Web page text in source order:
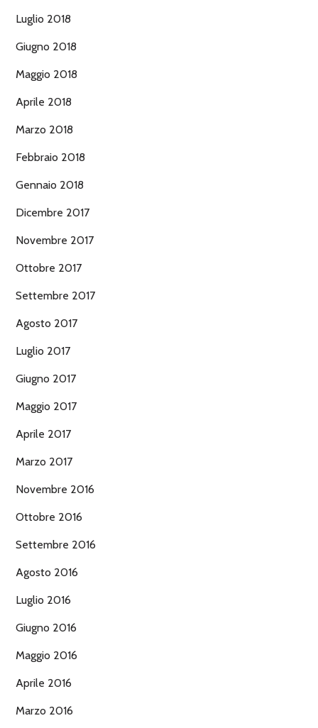
Luglio 2018
Giugno 2018
Maggio 2018
Aprile 2018
Marzo 2018
Febbraio 2018
Gennaio 2018
Dicembre 2017
Novembre 2017
Ottobre 2017
Settembre 2017
Agosto 2017
Luglio 2017
Giugno 2017
Maggio 2017
Aprile 2017
Marzo 2017
Novembre 2016
Ottobre 2016
Settembre 2016
Agosto 2016
Luglio 2016
Giugno 2016
Maggio 2016
Aprile 2016
Marzo 2016